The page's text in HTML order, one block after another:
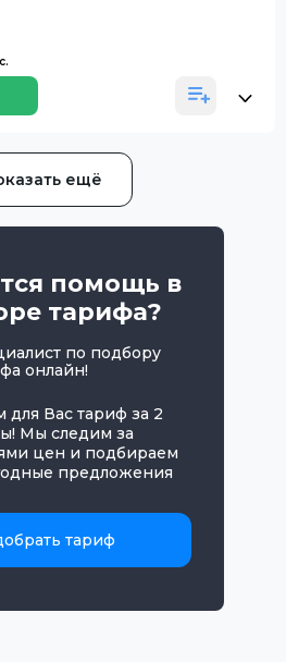
ещё
помощь в
тарифа?
по подбору
онлайн!
для Вас тариф за 2
Мы следим за
цен и подбираем
предложения
тариф